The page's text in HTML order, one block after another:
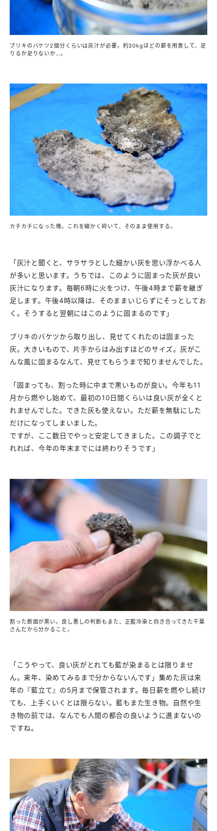
ブリキのバケツ2個分くらいは灰汁が必要。約30kgほどの薪を用意して、足
りるか足りないか…。
カチカチになった塊。これを細かく砕いて、そのまま使用する。
「灰汁と聞くと、サラサラとした細かい灰を思い浮かべる人
が多いと思います。うちでは、このように固まった灰が良い
灰汁になります。毎朝6時に火をつけ、午後4時まで薪を継ぎ
足します。午後4時以降は、そのままいじらずにそっとしてお
く。そうすると翌朝にはこのように固まるのです」
ブリキのバケツから取り出し、見せてくれたのは固まった
灰。大きいもので、片手からはみ出すほどのサイズ。灰がこ
んな風に固まるなんて、見せてもらうまで知りませんでした。
「固まっても、割った時に中まで黒いものが良い。今年も11
月から燃やし始めて、最初の10日間くらいは良い灰が全くと
れませんでした。できた灰も使えない。ただ薪を無駄にした
だけになってしまいました。
ですが、ここ数日でやっと安定してきました。この調子でと
れれば、今年の年末までには終わりそうです」
割った断面が黒い。良し悪しの判断もまた、正藍冷染と向き合ってきた千葉
さんだから分かること。
「こうやって、良い灰がとれても藍が染まるとは限りませ
ん。来年、染めてみるまで分からないんです」集めた灰は来
年の『藍立て』の5月まで保管されます。毎日薪を燃やし続け
ても、上手くいくとは限らない。藍もまた生き物。自然や生
き物の前では、なんでも人間の都合の良いように進まないの
ですね。